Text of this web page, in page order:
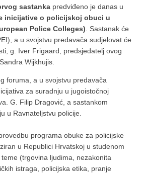
sastanka predviđeno je danas u
inicijative o policijskoj obuci u
Police Colleges) . Sastanak će
a u svojstvu predavača sudjelovat će
g. Iver Frigaard, predsjedatelj ovog
Wijkhujis.
foruma, a u svojstvu predavača
za suradnju u jugoistočnoj
G. Filip Dragović, a sastankom
u Ravnateljstvu policije.
programa obuke za policijske
u Republici Hrvatskoj u studenom
(trgovina ljudima, nezakonita
istraga, policijska etika, pranje